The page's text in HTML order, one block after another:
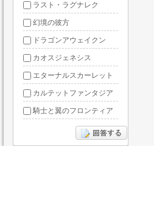
ラスト・ラグナレク
幻境の彼方
ドラゴンアウェイクン
カオスジェネシス
エターナルスカーレット
カルテットファンタジア
騎士と翼のフロンティア
ドラグーン・ナイツ
ぶっ飛び三国